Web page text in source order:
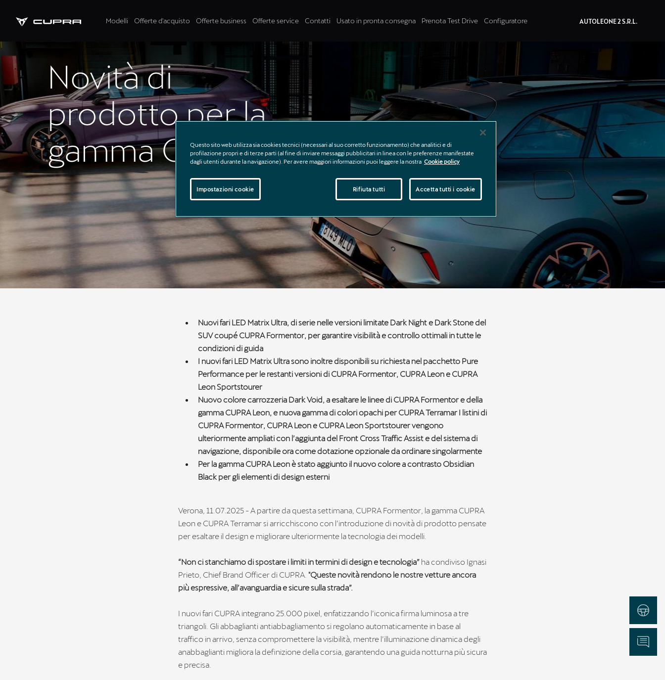
Modelli Offerte d'acquisto Offerte business Offerte service Contatti Usato in pronta consegna Prenota Test Drive Configuratore AUTOLEONE 2 S.R.L.
Novità di
prodotto per la
gamma CUPRA
Nuovi fari LED Matrix Ultra, di serie nelle versioni limitate Dark Night e Dark Stone del
SUV coupé CUPRA Formentor, per garantire visibilità e controllo ottimali in tutte le
condizioni di guida
I nuovi fari LED Matrix Ultra sono inoltre disponibili su richiesta nel pacchetto Pure
Performance per le restanti versioni di CUPRA Formentor, CUPRA Leon e CUPRA
Leon Sportstourer
Nuovo colore carrozzeria Dark Void, a esaltare le linee di CUPRA Formentor e della
gamma CUPRA Leon, e nuova gamma di colori opachi per CUPRA Terramar I listini di
CUPRA Formentor, CUPRA Leon e CUPRA Leon Sportstourer vengono
ulteriormente ampliati con l’aggiunta del Front Cross Traffic Assist e del sistema di
navigazione, disponibile ora come dotazione opzionale da ordinare singolarmente
Per la gamma CUPRA Leon è stato aggiunto il nuovo colore a contrasto Obsidian
Black per gli elementi di design esterni
Verona, 11.07.2025 - A partire da questa settimana, CUPRA Formentor, la gamma CUPRA
Leon e CUPRA Terramar si arricchiscono con l’introduzione di novità di prodotto pensate
per esaltare il design e migliorare ulteriormente la tecnologia dei modelli.
“Non ci stanchiamo di spostare i limiti in termini di design e tecnologia” ha condiviso Ignasi
Prieto, Chief Brand Officer di CUPRA. "Queste novità rendono le nostre vetture ancora
più espressive, all’avanguardia e sicure sulla strada”.
I nuovi fari CUPRA integrano 25.000 pixel, enfatizzando l’iconica firma luminosa a tre
triangoli. Gli abbaglianti antiabbagliamento si regolano automaticamente in base al
traffico in arrivo, senza compromettere la visibilità, mentre l’illuminazione dinamica degli
anabbaglianti migliora la definizione della corsia, garantendo una guida notturna più sicura
e precisa.
Test Drive
Informazioni
Questo sito web utilizza sia cookies tecnici (necessari al suo corretto funzionamento) che analitici e di
profilazione propri e di terze parti (al fine di inviare messaggi pubblicitari in linea con le preferenze manifestate
dagli utenti durante la navigazione). Per avere maggiori informazioni puoi leggere la nostra Cookie policy
Rifiuta tutti Accetta tutti i cookie
Impostazioni cookie